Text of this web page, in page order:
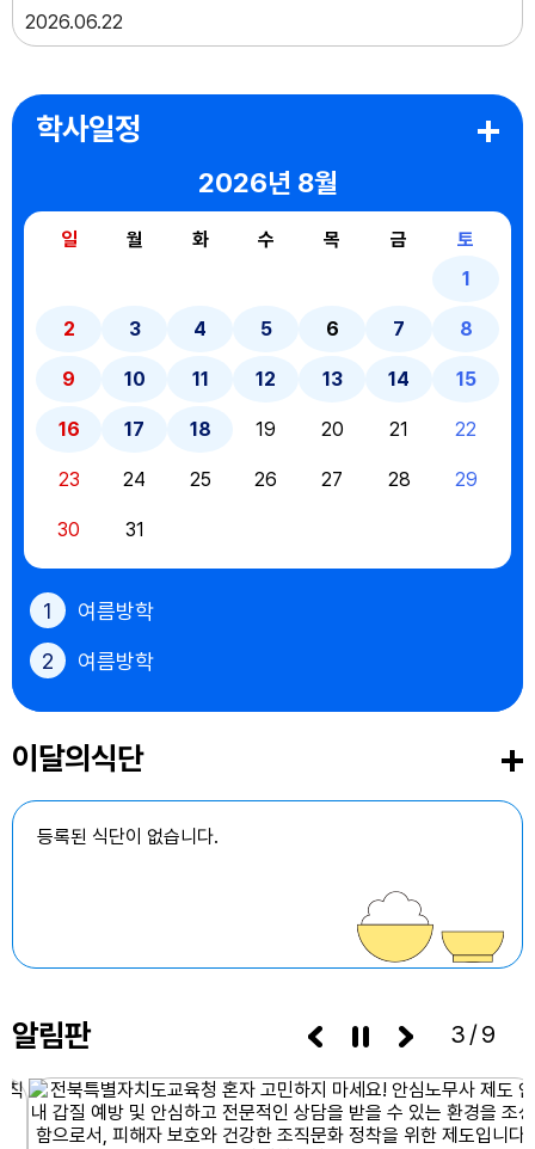
2026 06.22
학사일정
2026년 8월
일 월 화 수 목 금
토
1
2 3 4 5 6 7 8
9 10 11 12 13 14 15
16 17 18 19 20 21 22
23 24 25 26 27 28 29
30 31
1
여름방학
2
여름방학
3
여름방학
4
여름방학
8
여름방학
11
여름방학
이달의식단
등록된 식단이 없습니다.
알림판 3/9